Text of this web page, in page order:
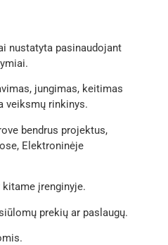
nustatyta pasinaudojant
jungimas, keitimas
veiksmų rinkinys.
bendrus projektus,
Elektroninėje
įrenginyje.
prekių ar paslaugų.